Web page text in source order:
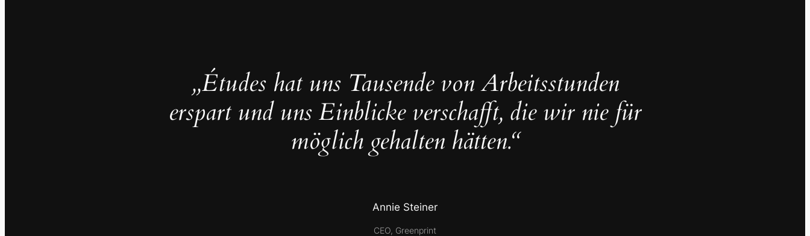
„Études hat uns Tausende von Arbeitsstunden
erspart und uns Einblicke verschafft, die wir nie für
möglich gehalten hätten.“
Annie Steiner
CEO, Greenprint